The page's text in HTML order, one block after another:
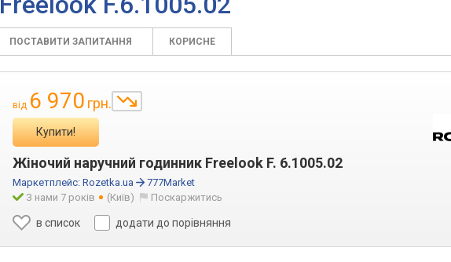
ПОСТАВИТИ ЗАПИТАННЯ КОРИСНЕ
від 6 970 грн.
Купити!
Жіночий наручний годинник Freelook F. 6.1005.02
Маркетплейс: Rozetka.ua
777Market
З нами 7 років
(Київ) Поскаржитись
в список додати до порівняння